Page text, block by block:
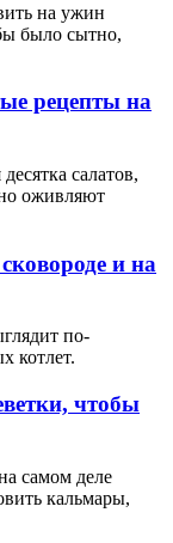
на ужин
было сытно,
рецепты на
салатов,
оживляют
и на
по-
котлет.
чтобы
самом деле
кальмары,